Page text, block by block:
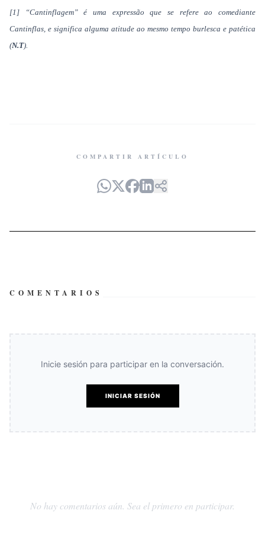
[1] “Cantinflagem” é uma expressão que se refere ao comediante
Cantinflas, e significa alguma atitude ao mesmo tempo burlesca e patética
(N.T).
COMPARTIR ARTÍCULO
COMENTARIOS
Inicie sesión para participar en la conversación.
INICIAR SESIÓN
No hay comentarios aún. Sea el primero en participar.